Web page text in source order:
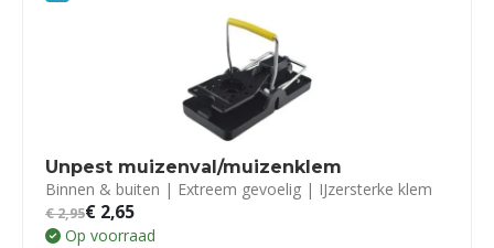
Unpest muizenval/muizenklem
Binnen & buiten | Extreem gevoelig | IJzersterke klem
€2,95€ 2,65
Op voorraad